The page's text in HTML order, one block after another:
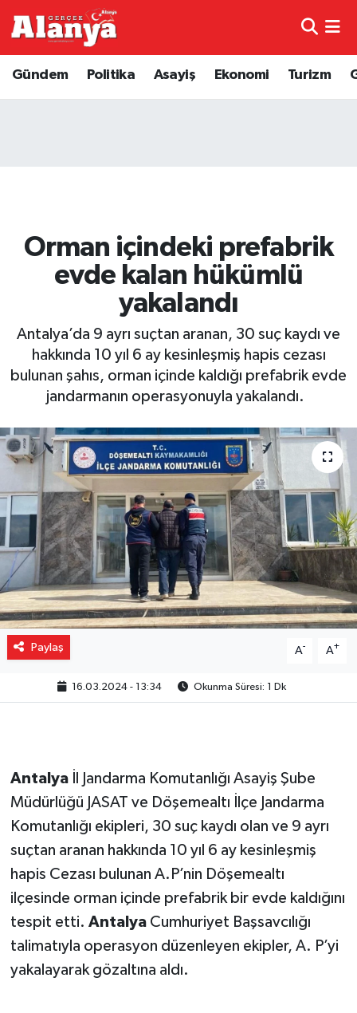
Gündem Politika Asayiş Ekonomi Turizm
Orman içindeki prefabrik
evde kalan hükümlü
yakalandı
Antalya’da 9 ayrı suçtan aranan, 30 suç kaydı ve
hakkında 10 yıl 6 ay kesinleşmiş hapis cezası
bulunan şahıs, orman içinde kaldığı prefabrik evde
jandarmanın operasyonuyla yakalandı.
Paylaş A- A+
16.03.2024 - 13:34 Okunma Süresi: 1 Dk
Antalyaİl Jandarma Komutanlığı Asayiş Şube
Müdürlüğü JASAT ve Döşemealtı İlçe Jandarma
Komutanlığı ekipleri, 30 suç kaydı olan ve 9 ayrı
suçtan aranan hakkında 10 yıl 6 ay kesinleşmiş
hapis Cezası bulunan A.P’nin Döşemealtı
ilçesinde orman içinde prefabrik bir evde kaldığını
tespit etti. AntalyaCumhuriyet Başsavcılığı
talimatıyla operasyon düzenleyen ekipler, A. P’yi
yakalayarak gözaltına aldı.
Genel
Ekonomi
Gizlilik İlkeleri - Privacy Policy
Güncel
Gündem
Politika
Spor
Turizm
Trafik Durumu
Haber Arşivi